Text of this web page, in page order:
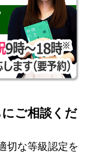
ご相談くだ
切な等級認定を